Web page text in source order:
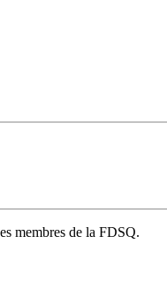
membres de la FDSQ.